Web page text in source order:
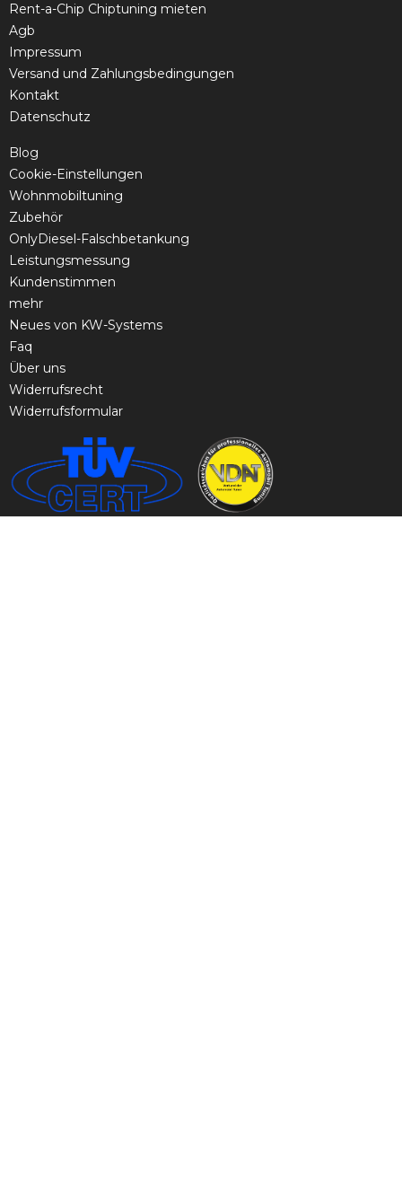
Rent-a-Chip Chiptuning mieten
Agb
Impressum
Versand und Zahlungsbedingungen
Kontakt
Datenschutz
Blog
Cookie-Einstellungen
Wohnmobiltuning
Zubehör
OnlyDiesel-Falschbetankung
Leistungsmessung
Kundenstimmen
mehr
Neues von KW-Systems
Faq
Über uns
Widerrufsrecht
Widerrufsformular